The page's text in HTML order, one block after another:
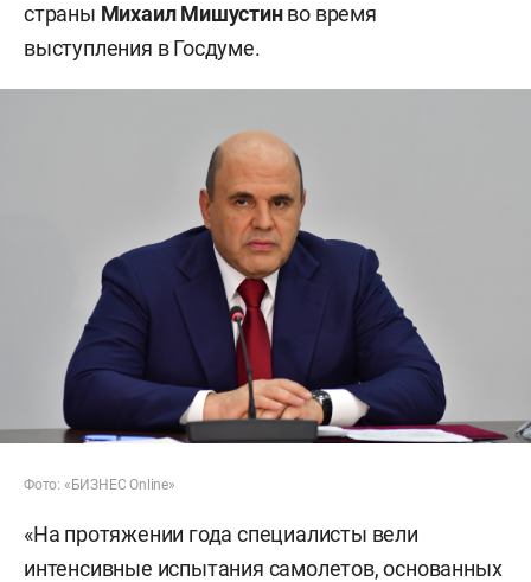
страны Михаил Мишустинво время
выступления в Госдуме.
Фото: «БИЗНЕС Online»
«На протяжении года специалисты вели
интенсивные испытания самолетов, основанных